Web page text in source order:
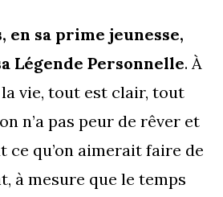
en sa prime jeunesse,
Légende Personnelle. À
vie, tout est clair, tout
n’a pas peur de rêver et
ce qu’on aimerait faire de
à mesure que le temps